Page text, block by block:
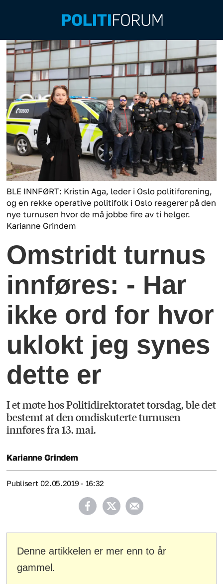
BLE INNFØRT: Kristin Aga, leder i Oslo politiforening,
og en rekke operative politifolk i Oslo reagerer på den
nye turnusen hvor de må jobbe fire av ti helger.
Karianne Grindem
Omstridt turnus
innføres: - Har
ikke ord for hvor
uklokt jeg synes
dette er
I et møte hos Politidirektoratet torsdag, ble det
bestemt at den omdiskuterte turnusen
innføres fra 13. mai.
KarianneGrindem
Publisert 02.05.2019 - 16:32
Denne artikkelen er mer enn to år
gammel.